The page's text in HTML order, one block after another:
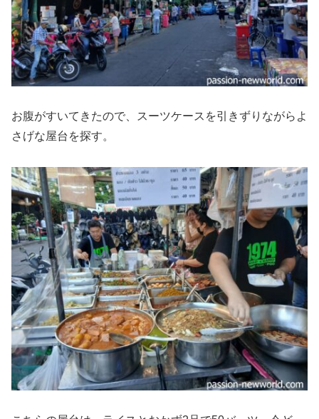
お腹がすいてきたので、スーツケースを引きずりながらよ
さげな屋台を探す。